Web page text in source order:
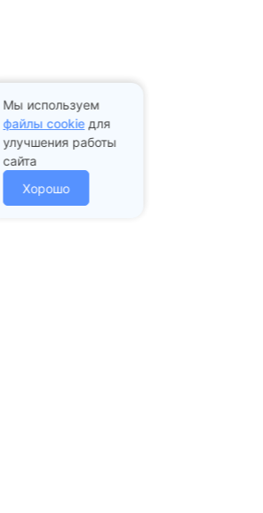
Мы используем
файлы cookieдля
улучшения работы
сайта
Хорошо